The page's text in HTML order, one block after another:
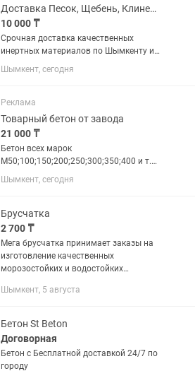
Доставка Песок, Щебень, Клинец, Глина. ЗИЛ. Шымкент
10 000 ₸
Срочная доставка качественных
инертных материалов по Шымкенту и
пригороду! Работаем на совесть, без
посредников. Наш ассортимент: Песок:
кладки). Щебень: Всех фракций...
Шымкент, сегодня
Реклама
Товарный бетон от завода
21 000 ₸
Бетон всех марок
М50;100;150;200;250;300;350;400 и т.д,
в точной концентрации смесей,
изготовленных по новейшим
зависит от дальности объекта и
объема, в большом...
Шымкент, сегодня
Брусчатка
2 700 ₸
Мега брусчатка принимает заказы на
изготовление качественных
морозостойких и водостойких
европейской технологи, замер,
консультация по...
Шымкент, 5 августа
Бетон St Beton
Договорная
Бетон с Бесплатной доставкой 24/7 по
городу